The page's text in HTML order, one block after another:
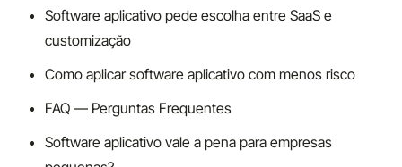
Software aplicativo pede escolha entre SaaS e
customização
Como aplicar software aplicativo com menos risco
FAQ — Perguntas Frequentes
Software aplicativo vale a pena para empresas